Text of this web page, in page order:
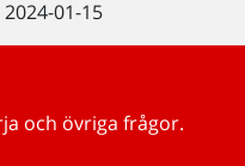
01-15
och övriga frågor.